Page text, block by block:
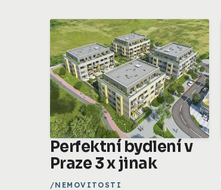
Perfektní bydlení v
Praze 3 x jinak
NEMOVITOSTI